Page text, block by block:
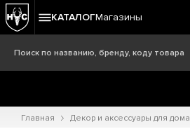
КАТАЛОГМагазины
Главная Декор и аксессуары для дома